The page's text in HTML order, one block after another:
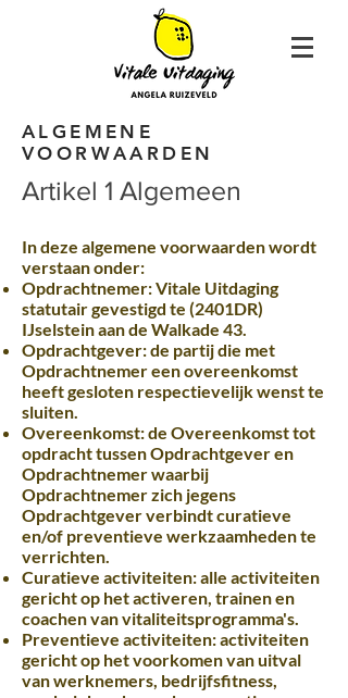
ALGEMENE
VOORWAARDEN
Artikel 1 Algemeen
In deze algemene voorwaarden wordt
verstaan onder:
Opdrachtnemer: Vitale Uitdaging
statutair gevestigd te (2401DR)
IJselstein aan de Walkade 43.
Opdrachtgever: de partij die met
Opdrachtnemer een overeenkomst
heeft gesloten respectievelijk wenst te
sluiten.
Overeenkomst: de Overeenkomst tot
opdracht tussen Opdrachtgever en
Opdrachtnemer waarbij
Opdrachtnemer zich jegens
Opdrachtgever verbindt curatieve
en/of preventieve werkzaamheden te
verrichten.
Curatieve activiteiten: alle activiteiten
gericht op het activeren, trainen en
coachen van vitaliteitsprogramma's.
Preventieve activiteiten: activiteiten
gericht op het voorkomen van uitval
van werknemers, bedrijfsfitness,